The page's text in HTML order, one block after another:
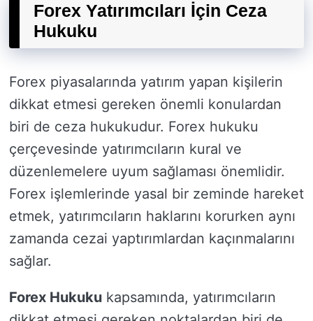
Forex Yatırımcıları İçin Ceza
Hukuku
Forex piyasalarında yatırım yapan kişilerin
dikkat etmesi gereken önemli konulardan
biri de ceza hukukudur. Forex hukuku
çerçevesinde yatırımcıların kural ve
düzenlemelere uyum sağlaması önemlidir.
Forex işlemlerinde yasal bir zeminde hareket
etmek, yatırımcıların haklarını korurken aynı
zamanda cezai yaptırımlardan kaçınmalarını
sağlar.
Forex Hukuku kapsamında, yatırımcıların